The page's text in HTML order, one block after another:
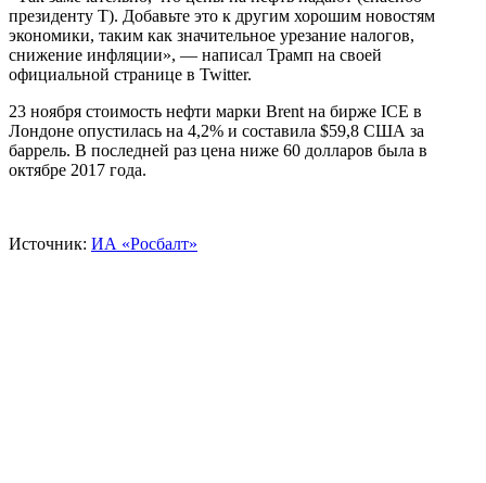
президенту Т). Добавьте это к другим хорошим новостям
экономики, таким как значительное урезание налогов,
снижение инфляции», — написал Трамп на своей
официальной странице в Twitter.
23 ноября стоимость нефти марки Brent на бирже ICE в
Лондоне опустилась на 4,2% и составила $59,8 США за
баррель. В последней раз цена ниже 60 долларов была в
октябре 2017 года.
Источник: ИА «Росбалт»